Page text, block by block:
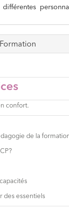
confort.
de la
des essentiels